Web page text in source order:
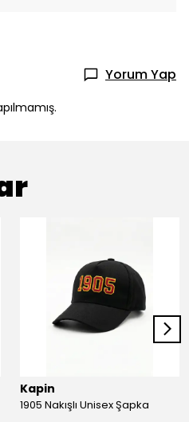
Yorum Yap
Kapin
1905 Nakışlı Unisex Şapka